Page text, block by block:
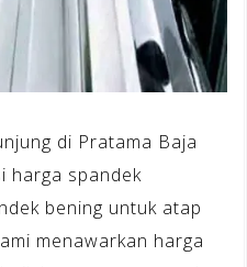
di Pratama Baja
harga spandek
bening untuk atap
menawarkan harga